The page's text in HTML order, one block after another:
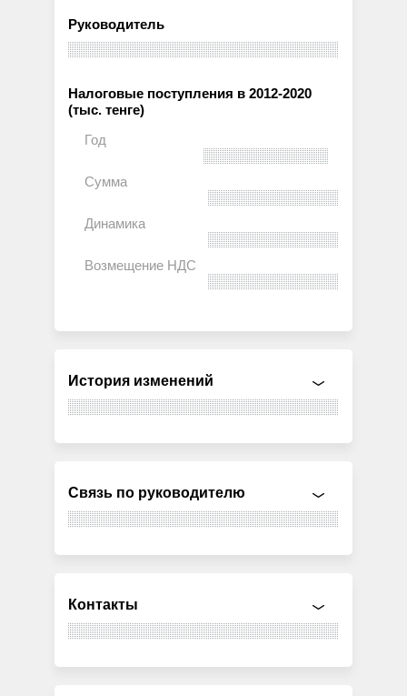
Руководитель
Налоговые поступления в 2012-2020
(тыс. тенге)
История изменений
Связь по руководителю
Контакты